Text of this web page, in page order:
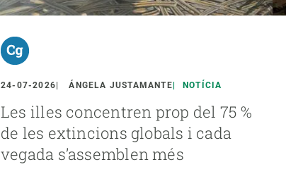
24-07-2026 ÁNGELA JUSTAMANTE NOTÍCIA
Les illes concentren prop del 75 %
de les extincions globals i cada
vegada s’assemblen més